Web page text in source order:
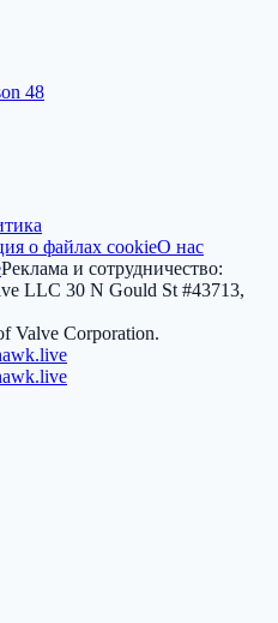
48
о файлах cookieО нас
Реклама и сотрудничество:
LLC 30 N Gould St #43713,
Valve Corporation.